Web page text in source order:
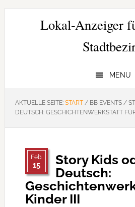
Zur
Hauptnavigation
Zum
Zur
SeitenspalteLokal-Anzeiger
MENU
AKTUELLE SEITE: START /BB EVENTS /
DEUTSCH: GESCHICHTENWERKSTATT
Feb.
15
Story Kids
Deutsch:
Kinder III